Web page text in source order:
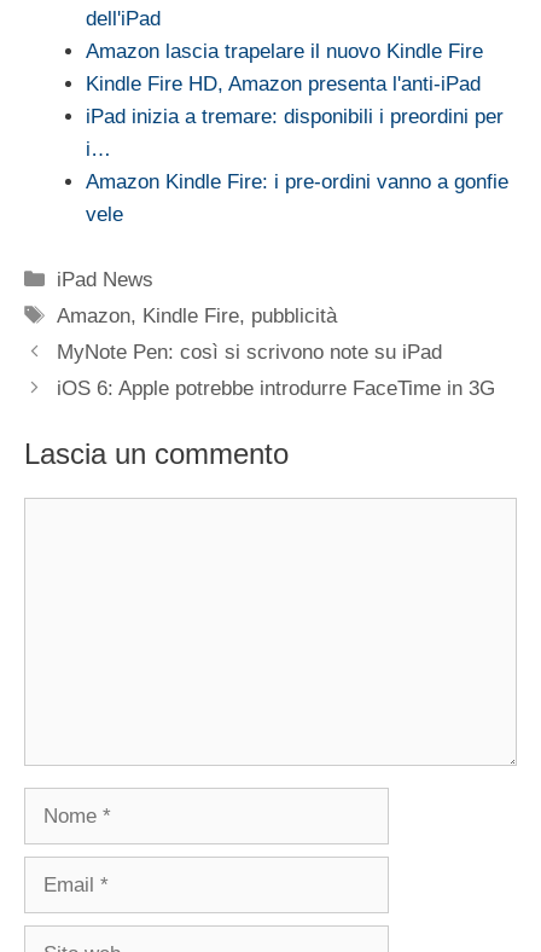
dell'iPad
Amazon lascia trapelare il nuovo Kindle Fire
Kindle Fire HD, Amazon presenta l'anti-iPad
iPad inizia a tremare: disponibili i preordini per
i…
Amazon Kindle Fire: i pre-ordini vanno a gonfie
vele
Categorie
iPad News
Tag
Amazon, Kindle Fire, pubblicità
MyNote Pen: così si scrivono note su iPad
iOS 6: Apple potrebbe introdurre FaceTime in 3G
Lascia un commento
Nome
Email
Sito